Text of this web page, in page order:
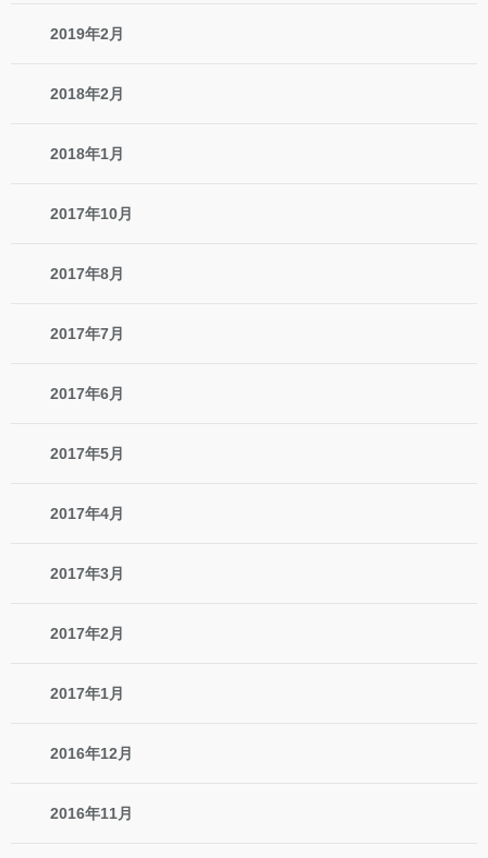
2019年2月
2018年2月
2018年1月
2017年10月
2017年8月
2017年7月
2017年6月
2017年5月
2017年4月
2017年3月
2017年2月
2017年1月
2016年12月
2016年11月